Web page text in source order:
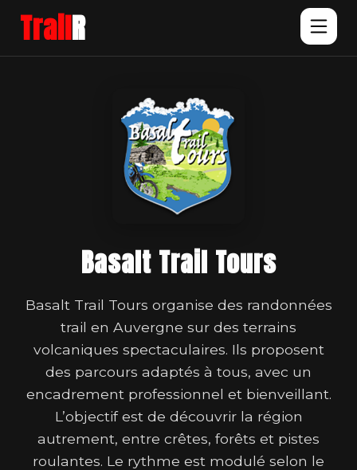
TrailR
Basalt Trail Tours
Basalt Trail Tours organise des randonnées
trail en Auvergne sur des terrains
volcaniques spectaculaires. Ils proposent
des parcours adaptés à tous, avec un
encadrement professionnel et bienveillant.
L’objectif est de découvrir la région
autrement, entre crêtes, forêts et pistes
roulantes. Le rythme est modulé selon le